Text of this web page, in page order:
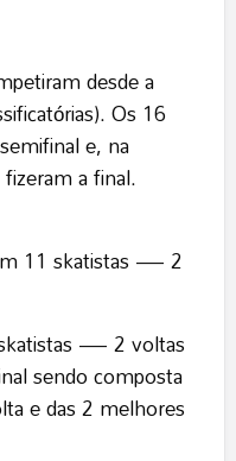
desde a
Os 16
e, na
a final.
11 skatistas — 2
— 2 voltas
sendo composta
e das 2 melhores